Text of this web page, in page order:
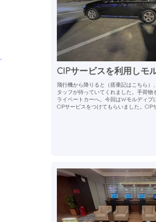
CIPサービスを利用しモ
飛行機から降りると（搭乗記はこちら）
タッフが待っていてくれました。手荷物
ライベートカーへ。今回はWモルディブ
CIPサービスをつけてもらいました。CIP